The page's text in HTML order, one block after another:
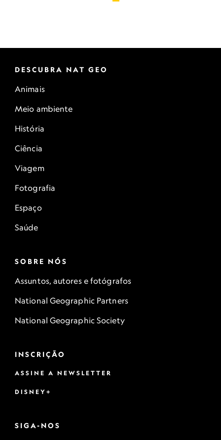
DESCUBRA NAT GEO
Animais
Meio ambiente
História
Ciência
Viagem
Fotografia
Espaço
Saúde
SOBRE NÓS
Assuntos, autores e fotógrafos
National Geographic Partners
National Geographic Society
INSCRIÇÃO
ASSINE A NEWSLETTER
DISNEY+
SIGA-NOS